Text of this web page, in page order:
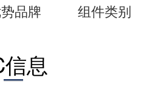
品牌 组件类别
信息